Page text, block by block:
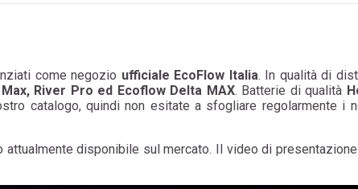
come negozio ufficiale EcoFlow Italia. In qualità di
River Pro ed Ecoflow Delta MAX. Batterie di qualità
catalogo, quindi non esitate a sfogliare regolarmente i
disponibile sul mercato. Il video di